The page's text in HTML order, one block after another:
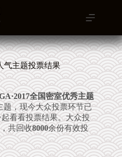
气主题投票结果
全国密室优秀主题
题，现今大众投票环节已
看看投票结果。大众投
，共回收8000余份有效投